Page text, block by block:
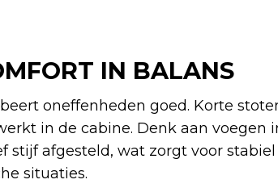
IN BALANS
oneffenheden goed. Korte
in de cabine. Denk aan voegen
stijf afgesteld, wat zorgt voor
situaties.